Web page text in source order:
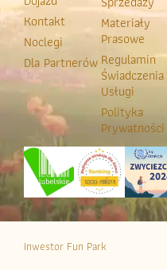
Kontakt
Noclegi
Dla Partnerów
Materiały
Prasowe
Regulamin
Świadczenia
Usługi
Polityka
Prywatności
Inwestor Fun Park